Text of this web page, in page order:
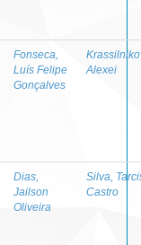
Fonseca,
Luís Felipe
Gonçalves
Alexei
Dias,
Jailson
Oliveira
Silva,
Castro